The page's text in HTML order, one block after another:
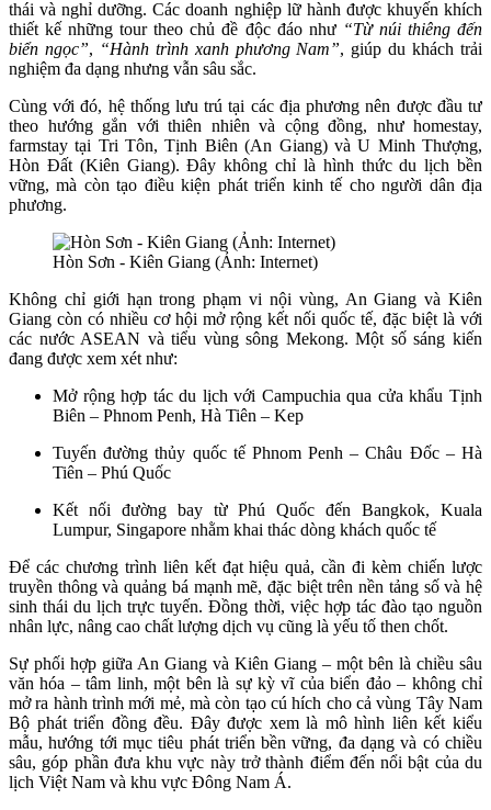
thái và nghỉ dưỡng. Các doanh nghiệp lữ hành được khuyến khích
thiết kế những tour theo chủ đề độc đáo như “Từ núi thiêng đến
biển ngọc”, “Hành trình xanh phương Nam”, giúp du khách trải
nghiệm đa dạng nhưng vẫn sâu sắc.
Cùng với đó, hệ thống lưu trú tại các địa phương nên được đầu tư
theo hướng gắn với thiên nhiên và cộng đồng, như homestay,
farmstay tại Tri Tôn, Tịnh Biên (An Giang) và U Minh Thượng,
Hòn Đất (Kiên Giang). Đây không chỉ là hình thức du lịch bền
vững, mà còn tạo điều kiện phát triển kinh tế cho người dân địa
phương.
Hòn Sơn - Kiên Giang (Ảnh: Internet)
Không chỉ giới hạn trong phạm vi nội vùng, An Giang và Kiên
Giang còn có nhiều cơ hội mở rộng kết nối quốc tế, đặc biệt là với
các nước ASEAN và tiểu vùng sông Mekong. Một số sáng kiến
đang được xem xét như:
Mở rộng hợp tác du lịch với Campuchia qua cửa khẩu Tịnh
Biên – Phnom Penh, Hà Tiên – Kep
Tuyến đường thủy quốc tế Phnom Penh – Châu Đốc – Hà
Tiên – Phú Quốc
Kết nối đường bay từ Phú Quốc đến Bangkok, Kuala
Lumpur, Singapore nhằm khai thác dòng khách quốc tế
Để các chương trình liên kết đạt hiệu quả, cần đi kèm chiến lược
truyền thông và quảng bá mạnh mẽ, đặc biệt trên nền tảng số và hệ
sinh thái du lịch trực tuyến. Đồng thời, việc hợp tác đào tạo nguồn
nhân lực, nâng cao chất lượng dịch vụ cũng là yếu tố then chốt.
Sự phối hợp giữa An Giang và Kiên Giang – một bên là chiều sâu
văn hóa – tâm linh, một bên là sự kỳ vĩ của biển đảo – không chỉ
mở ra hành trình mới mẻ, mà còn tạo cú hích cho cả vùng Tây Nam
Bộ phát triển đồng đều. Đây được xem là mô hình liên kết kiểu
mẫu, hướng tới mục tiêu phát triển bền vững, đa dạng và có chiều
sâu, góp phần đưa khu vực này trở thành điểm đến nổi bật của du
lịch Việt Nam và khu vực Đông Nam Á.